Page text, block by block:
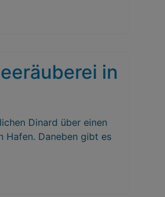
in
Dinard über einen
Hafen. Daneben gibt es